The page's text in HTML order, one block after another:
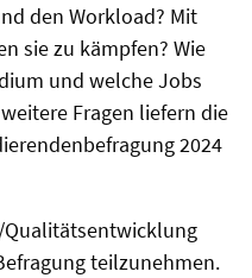
den Workload? Mit
sie zu kämpfen? Wie
und welche Jobs
Fragen liefern die
2024
teilzunehmen.